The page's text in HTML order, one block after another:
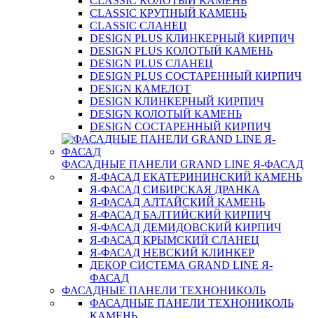
CLASSIC КРУПНЫЙ КАМЕНЬ
CLASSIC СЛАНЕЦ
DESIGN PLUS КЛИНКЕРНЫЙ КИРПИЧ
DESIGN PLUS КОЛОТЫЙ КАМЕНЬ
DESIGN PLUS СЛАНЕЦ
DESIGN PLUS СОСТАРЕННЫЙ КИРПИЧ
DESIGN КАМЕЛОТ
DESIGN КЛИНКЕРНЫЙ КИРПИЧ
DESIGN КОЛОТЫЙ КАМЕНЬ
DESIGN СОСТАРЕННЫЙ КИРПИЧ
ФАСАДНЫЕ ПАНЕЛИ GRAND LINE Я-ФАСАД
Я-ФАСАД ЕКАТЕРИНИНСКИЙ КАМЕНЬ
Я-ФАСАД СИБИРСКАЯ ДРАНКА
Я-ФАСАД АЛТАЙСКИЙ КАМЕНЬ
Я-ФАСАД БАЛТИЙСКИЙ КИРПИЧ
Я-ФАСАД ДЕМИДОВСКИЙ КИРПИЧ
Я-ФАСАД КРЫМСКИЙ СЛАНЕЦ
Я-ФАСАД НЕВСКИЙ КЛИНКЕР
ДЕКОР СИСТЕМА GRAND LINE Я-
ФАСАД
ФАСАДНЫЕ ПАНЕЛИ ТЕХНОНИКОЛЬ
ФАСАДНЫЕ ПАНЕЛИ ТЕХНОНИКОЛЬ
КАМЕНЬ